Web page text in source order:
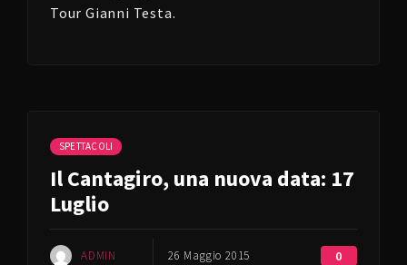
Tour Gianni Testa.
SPETTACOLI
Il Cantagiro, una nuova data: 17
Luglio
ADMIN 26 Maggio 2015 0